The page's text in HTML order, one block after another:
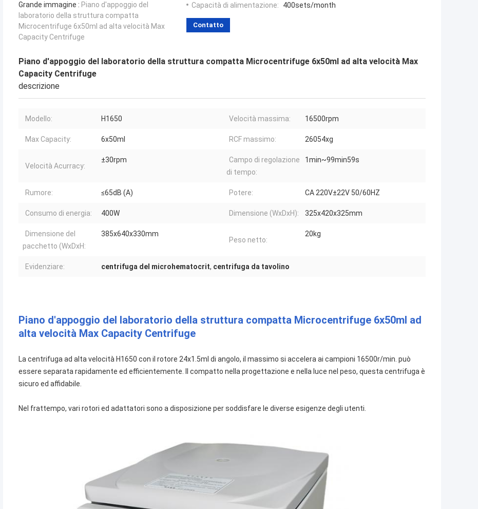
Grande immagine : Piano d'appoggio del
laboratorio della struttura compatta
Microcentrifuge 6x50ml ad alta velocità Max
Capacity Centrifuge
Capacità di alimentazione:
400sets/month
Contatto
Piano d'appoggio del laboratorio della struttura compatta Microcentrifuge 6x50ml ad alta velocità Max
Capacity Centrifuge
descrizione
Modello: H1650 Velocità massima: 16500rpm
Max Capacity: 6x50ml RCF massimo: 26054xg
Velocità Acurracy:
±30rpm
Campo di regolazione
di tempo:
1min~99min59s
Rumore: ≤65dB (A) Potere: CA 220V±22V 50/60HZ
Consumo di energia: 400W Dimensione (WxDxH): 325x420x325mm
Dimensione del
pacchetto (WxDxH:
385x640x330mm
Peso netto:
20kg
Evidenziare: centrifuga del microhematocrit, centrifuga da tavolino
Piano d'appoggio del laboratorio della struttura compatta Microcentrifuge 6x50ml ad
alta velocità Max Capacity Centrifuge
La centrifuga ad alta velocità H1650 con il rotore 24x1.5ml di angolo, il massimo si accelera ai campioni 16500r/min. può
essere separata rapidamente ed efficientemente. Il compatto nella progettazione e nella luce nel peso, questa centrifuga è
sicuro ed affidabile.
Nel frattempo, vari rotori ed adattatori sono a disposizione per soddisfare le diverse esigenze degli utenti.